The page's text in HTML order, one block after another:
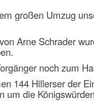
großen Umzug
Arne Schrader
noch zum
144 Hillerser der
um die